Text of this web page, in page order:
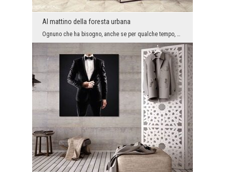
Al mattino della foresta urbana